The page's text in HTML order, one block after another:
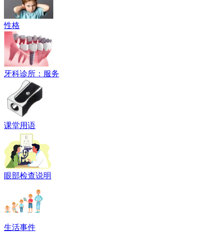
性格
牙科诊所：服务
课堂用语
眼部检查说明
生活事件